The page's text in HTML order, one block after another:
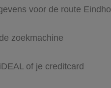
voor de route
zoekmachine
of je creditcard